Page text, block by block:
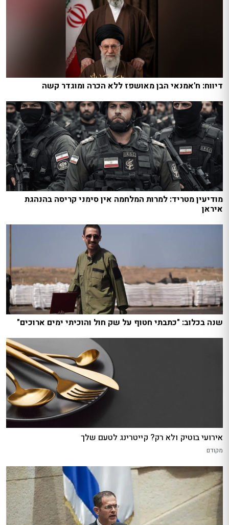
דיווח: ח'אמנאי הבן מאושפז ללא הכרה ומוגדר קשה
מודיעין מטריד: למרות המלחמה אין סימני קריסה בהנהגת
איראן
שנה בכלוב: "כתבתי חטוף על שק חול והוכיתי ימים ארוכים"
אירועי בוטיק ולא רק? קייטרינג לטעם שלך
מקודם